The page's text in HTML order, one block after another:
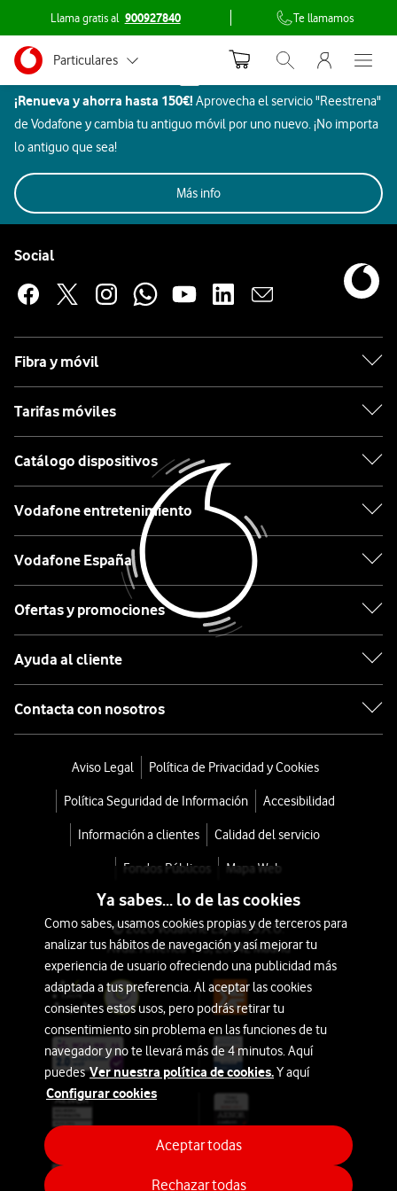
Llama gratis al 900927840 Te llamamos
Ir a la pagina principal de vodafone.es
Menu navegación Segmento
Particulares
Autónomos
Pymes
Grandes empresas
y AA.PP.
Abrir buscador.
Menu
Abre
Inicio
Dispositivos
Realme
MóvilesGamingSmartwatchOrdenadores
Auriculares
Realme
Samsung
Xiaomi
OPPO
Etiqueta
Lo
tecnología
0€
Hogar
Acondicionados
Imagen
Sonido
¡Renueva y ahorra hasta 150€! Aprovecha el servicio "Reestrena"
de Vodafone y cambia tu antiguo móvil por uno nuevo. ¡No importa
lo antiguo que sea!
Más info
Social
Fibra y móvil
Tarifas móviles
Catálogo dispositivos
Vodafone entretenimiento
Vodafone España
Ofertas y promociones
Ayuda al cliente
Contacta con nosotros
Aviso Legal Política de Privacidad y Cookies
Política Seguridad de Información Accesibilidad
Información a clientes Calidad del servicio
Fondos Públicos Mapa Web
© 2026 Vodafone España S.A.U.
Avda. América 115, 28042 Madrid
Ya sabes... lo de las cookies
Como sabes, usamos cookies propias y de terceros para
analizar tus hábitos de navegación y así mejorar tu
experiencia de usuario ofreciendo una publicidad más
adaptada a tus preferencia. Al aceptar las cookies
consientes estos usos, pero podrás retirar tu
consentimiento sin problema en las funciones de tu
navegador y no te llevará más de 4 minutos. Aquí
puedesVer nuestra política de cookies.Y aquí
Configurar cookies
Rechazar todas
Aceptar todas